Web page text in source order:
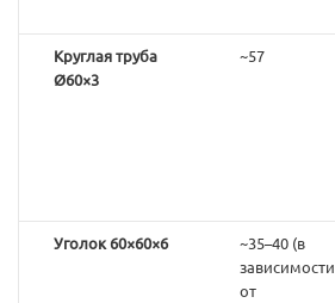
Круглая труба
Ø60×3
~57
Уголок 60×60×6
~35–40 (в
зависимости
от